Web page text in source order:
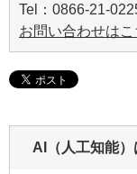
Tel：0866-21-
お問い合わせはこ
AI（人工知能）